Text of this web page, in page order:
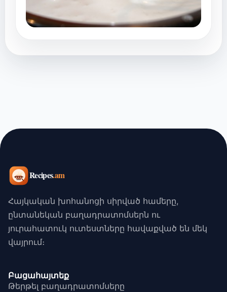
Հայկական խոհանոցի սիրված համերը,
ընտանեկան բաղադրատոմսերն ու
յուրահատուկ ուտեստները հավաքված են մեկ
վայրում։
Բացահայտեք
Թերթել բաղադրատոմսերը